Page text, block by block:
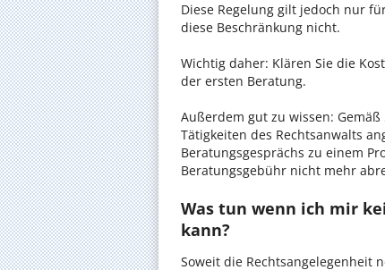
Diese Regelung gilt jedoch nur
diese Beschränkung nicht.
Wichtig daher: Klären Sie die
der ersten Beratung.
Außerdem gut zu wissen:
Tätigkeiten des Rechtsanwalts
Beratungsgesprächs zu einem
Beratungsgebühr nicht mehr
Was tun wenn ich mir
kann?
Soweit die Rechtsangelegenheit